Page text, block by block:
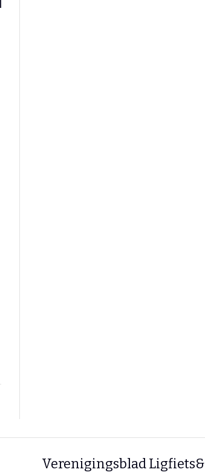
Verenigingsblad Ligfiets&